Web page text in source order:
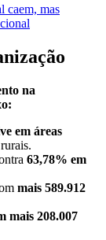
caem, mas
na
em áreas
63,78% em
mais 589.912
mais 208.007